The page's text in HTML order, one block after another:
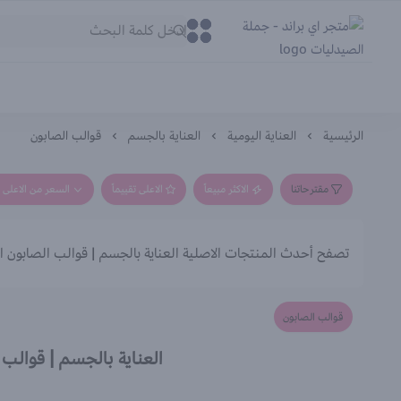
متجر اي براند - جملة الصيدليات
0
0
الرئيسية العناية اليومية العناية بالجسم قوالب الصابون
مقترحاتنا الاكثر مبيعاً الاعلى تقييماً السعر من الاعلى
تصفح أحدث المنتجات الاصلية العناية بالجسم | قوالب الصابون
قوالب الصابون
العناية بالجسم |